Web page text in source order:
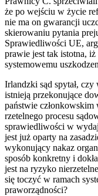
że po wejściu w życie
nie ma on gwarancji
skierowaniu pytania
Sprawiedliwości UE,
prawie jest tak istotna,
systemowemu
Irlandzki sąd spytał,
istnieją przekonujące
państwie
rzetelnego procesu
sprawiedliwości w
jest już oparty na
wykonujący nakaz
sposób konkretny i
jest na ryzyko
się toczyć w ramach
praworządności?